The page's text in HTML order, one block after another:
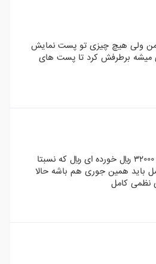
من ولی هیچ چیزی تو پست نمایش
میشه برطرفش کرد تا پست های
این تغییری که میکنه نرخ دلار به ریال هست که نمیدونم از کجای اینترنت میاره تو نسخه ۱.۶ چون دقیق میشه ۱ دلار یعنی ۳۲۰۰۰ ریال خورده ای ریال که نسبتا
باید همین جوری هم باشه حالا
نظمی کامل